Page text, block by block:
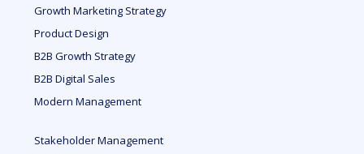
Growth Marketing Strategy
Product Design
B2B Growth Strategy
B2B Digital Sales
Modern Management
Stakeholder Management